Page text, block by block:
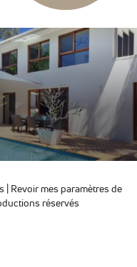
Revoir mes paramètres de
réservés
Obligatoires
Ces scripts
sont
pour pouvoir
naviguer sur
notre site